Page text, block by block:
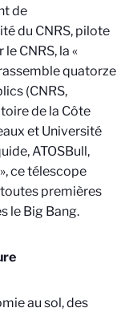
de
du CNRS, pilote
CNRS, la «
quatorze
(CNRS,
de la Côte
et Université
ATOSBull,
», ce télescope
premières
le Big Bang.
au sol, des